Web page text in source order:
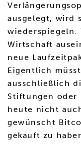
ausgelegt, wird
wiederspiegeln.
Wirtschaft
neue
Eigentlich
ausschließlich
Stiftungen oder
heute nicht
gewünscht
gekauft zu